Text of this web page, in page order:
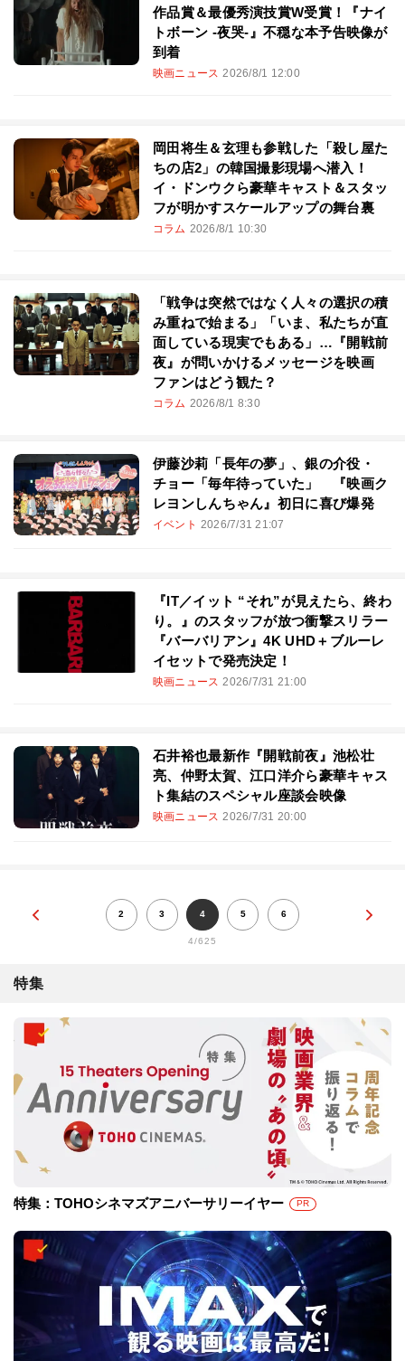
作品賞＆最優秀演技賞W受賞！『ナイ
トボーン -夜哭-』不穏な本予告映像が
到着
映画ニュース 2026/8/1 12:00
岡田将生＆玄理も参戦した「殺し屋た
ちの店2」の韓国撮影現場へ潜入！
イ・ドンウクら豪華キャスト＆スタッ
フが明かすスケールアップの舞台裏
コラム 2026/8/1 10:30
「戦争は突然ではなく人々の選択の積
み重ねで始まる」「いま、私たちが直
面している現実でもある」…『開戦前
夜』が問いかけるメッセージを映画
ファンはどう観た？
コラム 2026/8/1 8:30
伊藤沙莉「長年の夢」、銀の介役・
チョー「毎年待っていた」 『映画ク
レヨンしんちゃん』初日に喜び爆発
イベント 2026/7/31 21:07
『IT／イット “それ”が見えたら、終わ
り。』のスタッフが放つ衝撃スリラー
『バーバリアン』4K UHD＋ブルーレ
イセットで発売決定！
映画ニュース 2026/7/31 21:00
石井裕也最新作『開戦前夜』池松壮
亮、仲野太賀、江口洋介ら豪華キャス
ト集結のスペシャル座談会映像
映画ニュース 2026/7/31 20:00
2 3 4 5 6
4/625
特集
特集：TOHOシネマズアニバーサリーイヤー PR